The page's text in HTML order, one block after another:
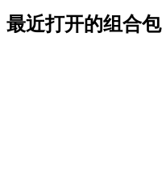
最近打开的组合包